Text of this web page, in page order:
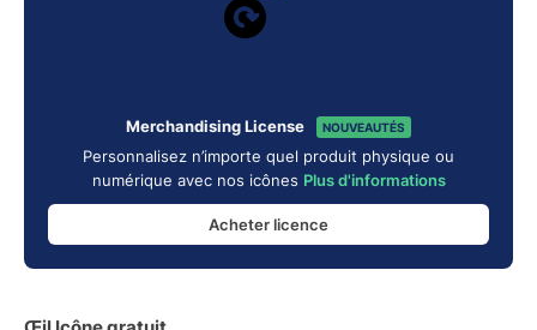
Merchandising License NOUVEAUTÉS
Personnalisez n’importe quel produit physique ou
numérique avec nos icônes Plus d'informations
Acheter licence